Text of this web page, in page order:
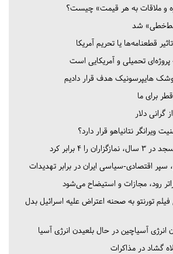
و ملاقات به هر قیمت» چیست؟
شد
قطعنامه‌ها یا تحریم‌ آمریکا
تحمیلی و آمریکایی است
هایپرسونیک هدف قرار دادیم
برای ما
دلار
نتانیاهو قرار دارد؟
را ۴ برابر کرد
سپر اقتصادی-سیاسی ایران در برابر تهدیدات
رود، مجازات و استیضاح می‌شود
فیلم تورنتو به صحنه اعتراض علیه اسرائیل بدل
آسیاچین در حال بلعیدن انرژی آسیا
گشاد در مذاکرات